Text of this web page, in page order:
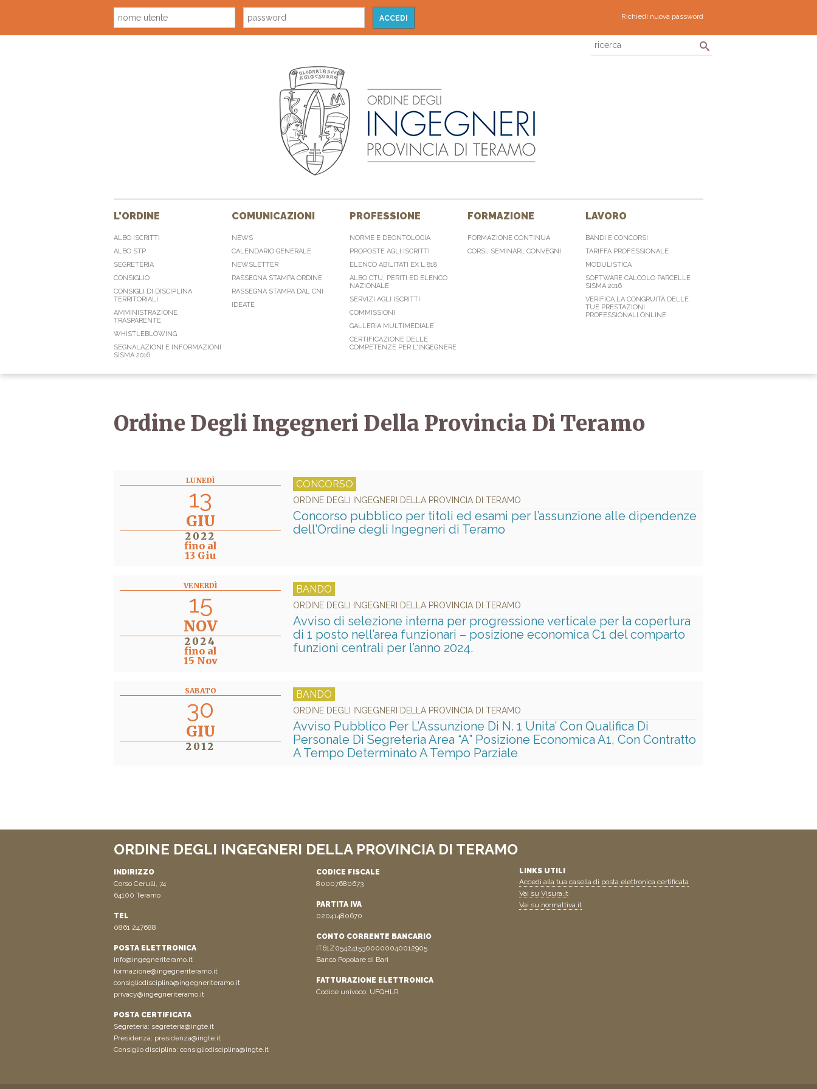
Richiedi nuova password
L'ORDINE
ALBO ISCRITTI
ALBO STP
SEGRETERIA
CONSIGLIO
CONSIGLI DI DISCIPLINA
TERRITORIALI
AMMINISTRAZIONE
TRASPARENTE
WHISTLEBLOWING
SEGNALAZIONI E INFORMAZIONI
SISMA 2016
COMUNICAZIONI
NEWS
CALENDARIO GENERALE
NEWSLETTER
RASSEGNA STAMPA ORDINE
RASSEGNA STAMPA DAL CNI
IDEATE
PROFESSIONE
NORME E DEONTOLOGIA
PROPOSTE AGLI ISCRITTI
ELENCO ABILITATI EX L.818
ALBO CTU, PERITI ED ELENCO
NAZIONALE
SERVIZI AGLI ISCRITTI
COMMISSIONI
GALLERIA MULTIMEDIALE
CERTIFICAZIONE DELLE
COMPETENZE PER L'INGEGNERE
FORMAZIONE
FORMAZIONE CONTINUA
CORSI, SEMINARI, CONVEGNI
LAVORO
BANDI E CONCORSI
TARIFFA PROFESSIONALE
MODULISTICA
SOFTWARE CALCOLO PARCELLE
SISMA 2016
VERIFICA LA CONGRUITÀ DELLE
TUE PRESTAZIONI
PROFESSIONALI ONLINE
Ordine Degli Ingegneri Della Provincia Di Teramo
LUNEDÌ
13
GIU
2022
fino al
13 Giu
CONCORSO
ORDINE DEGLI INGEGNERI DELLA PROVINCIA DI TERAMO
Concorso pubblico per titoli ed esami per l’assunzione alle dipendenze
dell’Ordine degli Ingegneri di Teramo
VENERDÌ
15
NOV
2024
fino al
15 Nov
BANDO
ORDINE DEGLI INGEGNERI DELLA PROVINCIA DI TERAMO
Avviso di selezione interna per progressione verticale per la copertura
di 1 posto nell’area funzionari – posizione economica C1 del comparto
funzioni centrali per l’anno 2024.
SABATO
30
GIU
2012
BANDO
ORDINE DEGLI INGEGNERI DELLA PROVINCIA DI TERAMO
Avviso Pubblico Per L’Assunzione Di N. 1 Unita’ Con Qualifica Di
Personale Di Segreteria Area “A” Posizione Economica A1, Con Contratto
A Tempo Determinato A Tempo Parziale
ORDINE DEGLI INGEGNERI DELLA PROVINCIA DI TERAMO
INDIRIZZO
Corso Cerulli, 74
64100 Teramo
TEL
0861 247688
POSTA ELETTRONICA
info@ingegneriteramo.it
formazione@ingegneriteramo.it
consigliodisciplina@ingegneriteramo.it
privacy@ingegneriteramo.it
POSTA CERTIFICATA
Segreteria: segreteria@ingte.it
Presidenza: presidenza@ingte.it
Consiglio disciplina: consigliodisciplina@ingte.it
CODICE FISCALE
80007680673
PARTITA IVA
02041480670
CONTO CORRENTE BANCARIO
IT61Z0542415300000040012905
Banca Popolare di Bari
FATTURAZIONE ELETTRONICA
Codice univoco: UFQHLR
LINKS UTILI
Accedi alla tua casella di posta elettronica certificata
Vai su Visura.it
Vai su normattiva.it